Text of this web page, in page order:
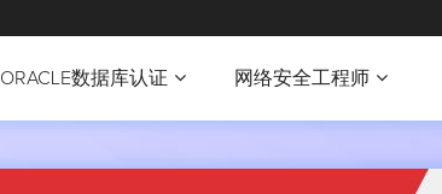
ORACLE数据库认证 网络安全工程师